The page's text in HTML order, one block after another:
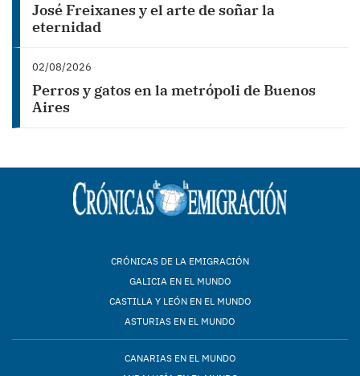
José Freixanes y el arte de soñar la
eternidad
02/08/2026
Perros y gatos en la metrópoli de Buenos
Aires
CRÓNICAS DE LA EMIGRACIÓN
GALICIA EN EL MUNDO
CASTILLA Y LEÓN EN EL MUNDO
ASTURIAS EN EL MUNDO
CANARIAS EN EL MUNDO